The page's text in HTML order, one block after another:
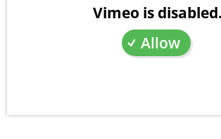
Vimeo is disabled.
Allow